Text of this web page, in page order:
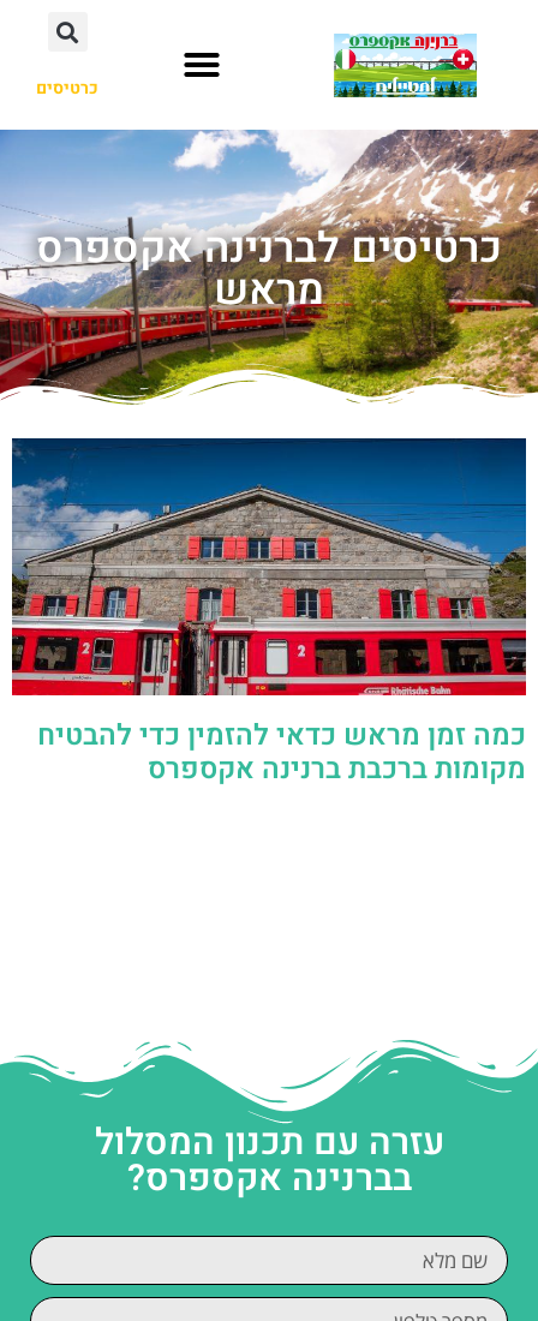
כרטיסים
כרטיסים לברנינה אקספרס
מראש
כמה זמן מראש כדאי להזמין כדי להבטיח
מקומות ברכבת ברנינה אקספרס
עזרה עם תכנון המסלול
בברנינה אקספרס?